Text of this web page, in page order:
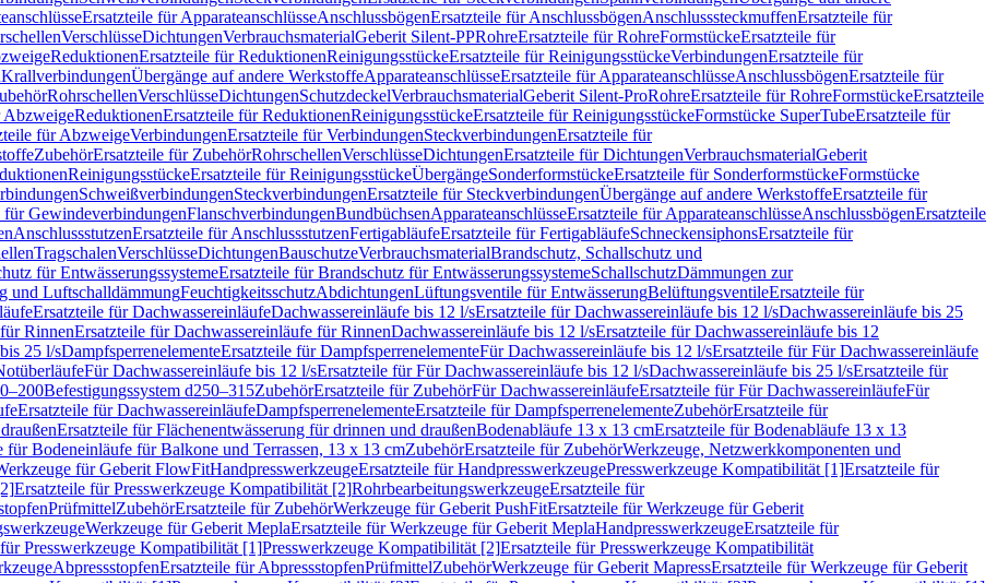
Ersatzteile für ApparateanschlüsseAnschlussbögenErsatzteile für AnschlussbögenAnschlusssteckmuffenErsatzteile für
VerschlüsseDichtungenVerbrauchsmaterialGeberit Silent-PPRohreErsatzteile für RohreFormstückeErsatzteile für
ReduktionenErsatzteile für ReduktionenReinigungsstückeErsatzteile für ReinigungsstückeVerbindungenErsatzteile für
KrallverbindungenÜbergänge auf andere WerkstoffeApparateanschlüsseErsatzteile für ApparateanschlüsseAnschlussbögenErsatzteile für
RohrschellenVerschlüsseDichtungenSchutzdeckelVerbrauchsmaterialGeberit Silent-ProRohreErsatzteile für RohreFormstückeErsatzteile
AbzweigeReduktionenErsatzteile für ReduktionenReinigungsstückeErsatzteile für ReinigungsstückeFormstücke SuperTubeErsatzteile für
für AbzweigeVerbindungenErsatzteile für VerbindungenSteckverbindungenErsatzteile für
ZubehörErsatzteile für ZubehörRohrschellenVerschlüsseDichtungenErsatzteile für DichtungenVerbrauchsmaterialGeberit
ReinigungsstückeErsatzteile für ReinigungsstückeÜbergängeSonderformstückeErsatzteile für SonderformstückeFormstücke
SchweißverbindungenSteckverbindungenErsatzteile für SteckverbindungenÜbergänge auf andere WerkstoffeErsatzteile für
für GewindeverbindungenFlanschverbindungenBundbüchsenApparateanschlüsseErsatzteile für ApparateanschlüsseAnschlussbögenErsatzteile
AnschlussstutzenErsatzteile für AnschlussstutzenFertigabläufeErsatzteile für FertigabläufeSchneckensiphonsErsatzteile für
TragschalenVerschlüsseDichtungenBauschutzeVerbrauchsmaterialBrandschutz, Schallschutz und
für EntwässerungssystemeErsatzteile für Brandschutz für EntwässerungssystemeSchallschutzDämmungen zur
und LuftschalldämmungFeuchtigkeitsschutzAbdichtungenLüftungsventile für EntwässerungBelüftungsventileErsatzteile für
Ersatzteile für DachwassereinläufeDachwassereinläufe bis 12 l/sErsatzteile für Dachwassereinläufe bis 12 l/sDachwassereinläufe bis 25
RinnenErsatzteile für Dachwassereinläufe für RinnenDachwassereinläufe bis 12 l/sErsatzteile für Dachwassereinläufe bis 12
25 l/sDampfsperrenelementeErsatzteile für DampfsperrenelementeFür Dachwassereinläufe bis 12 l/sErsatzteile für Für Dachwassereinläufe
Für Dachwassereinläufe bis 12 l/sErsatzteile für Für Dachwassereinläufe bis 12 l/sDachwassereinläufe bis 25 l/sErsatzteile für
Befestigungssystem d250–315ZubehörErsatzteile für ZubehörFür DachwassereinläufeErsatzteile für Für DachwassereinläufeFür
Ersatzteile für DachwassereinläufeDampfsperrenelementeErsatzteile für DampfsperrenelementeZubehörErsatzteile für
Ersatzteile für Flächenentwässerung für drinnen und draußenBodenabläufe 13 x 13 cmErsatzteile für Bodenabläufe 13 x 13
für Bodeneinläufe für Balkone und Terrassen, 13 x 13 cmZubehörErsatzteile für ZubehörWerkzeuge, Netzwerkkomponenten und
für Geberit FlowFitHandpresswerkzeugeErsatzteile für HandpresswerkzeugePresswerkzeuge Kompatibilität [1]Ersatzteile für
Ersatzteile für Presswerkzeuge Kompatibilität [2]RohrbearbeitungswerkzeugeErsatzteile für
PrüfmittelZubehörErsatzteile für ZubehörWerkzeuge für Geberit PushFitErsatzteile für Werkzeuge für Geberit
Werkzeuge für Geberit MeplaErsatzteile für Werkzeuge für Geberit MeplaHandpresswerkzeugeErsatzteile für
Presswerkzeuge Kompatibilität [1]Presswerkzeuge Kompatibilität [2]Ersatzteile für Presswerkzeuge Kompatibilität
AbpressstopfenErsatzteile für AbpressstopfenPrüfmittelZubehörWerkzeuge für Geberit MapressErsatzteile für Werkzeuge für Geberit